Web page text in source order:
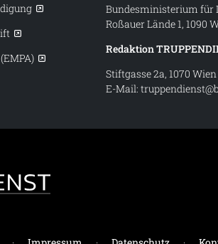
Bundesministerium für
Roßauer Lände 1, 1090
Redaktion
Stiftgasse 2a, 1070 Wien
E-Mail:
Truppendienst – Magazin des